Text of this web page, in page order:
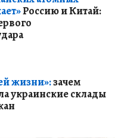
Россию и Китай:
жизни»:зачем
украинские склады